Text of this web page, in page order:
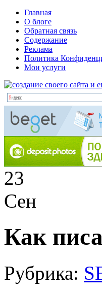
Главная
О блоге
Обратная связь
Содержание
Реклама
Политика
Мои услуги
23
Сен
Как
Рубрика: